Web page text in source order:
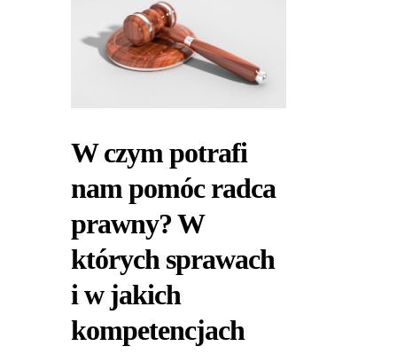
W czym potrafi
nam pomóc radca
prawny? W
których sprawach
i w jakich
kompetencjach